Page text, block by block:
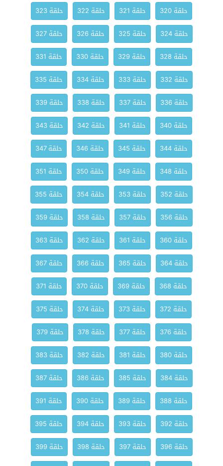
حلقة 320
حلقة 321 حلقة 322
حلقة 323
حلقة 324
حلقة 325 حلقة 326
حلقة 327
حلقة 328
حلقة 329 حلقة 330
حلقة 331
حلقة 332
حلقة 333 حلقة 334
حلقة 335
حلقة 336
حلقة 337 حلقة 338
حلقة 339
حلقة 340
حلقة 341 حلقة 342
حلقة 343
حلقة 344
حلقة 345 حلقة 346
حلقة 347
حلقة 348
حلقة 349 حلقة 350
حلقة 351
حلقة 352
حلقة 353 حلقة 354
حلقة 355
حلقة 356
حلقة 357 حلقة 358
حلقة 359
حلقة 360
حلقة 361 حلقة 362
حلقة 363
حلقة 364
حلقة 365 حلقة 366
حلقة 367
حلقة 368
حلقة 369 حلقة 370
حلقة 371
حلقة 372
حلقة 373 حلقة 374
حلقة 375
حلقة 376
حلقة 377 حلقة 378
حلقة 379
حلقة 380
حلقة 381 حلقة 382
حلقة 383
حلقة 384
حلقة 385 حلقة 386
حلقة 387
حلقة 388
حلقة 389 حلقة 390
حلقة 391
حلقة 392
حلقة 393 حلقة 394
حلقة 395
حلقة 396
حلقة 397 حلقة 398
حلقة 399